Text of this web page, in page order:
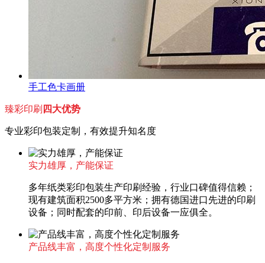
手工色卡画册
臻彩印刷 四大优势
专业彩印包装定制，有效提升知名度
实力雄厚，产能保证
多年纸类彩印包装生产印刷经验，行业口碑值得信赖；
现有建筑面积2500多平方米；拥有德国进口先进的印刷
设备；同时配套的印前、印后设备一应俱全。
产品线丰富，高度个性化定制服务